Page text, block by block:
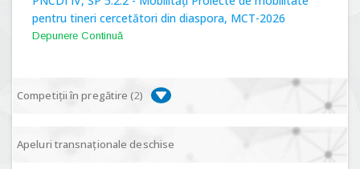
pentru tineri cercetători din diaspora, MCT-2026
Depunere Continuă
Competiții în pregătire (2)
PNCDI IV, P 5.1 - Proiecte Complexe de Cercetare de
Apeluri transnaționale deschise